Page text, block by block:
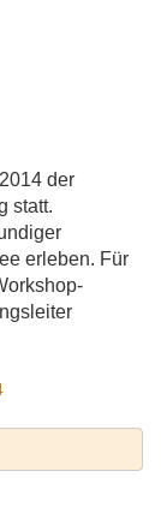
der
statt.
erleben. Für